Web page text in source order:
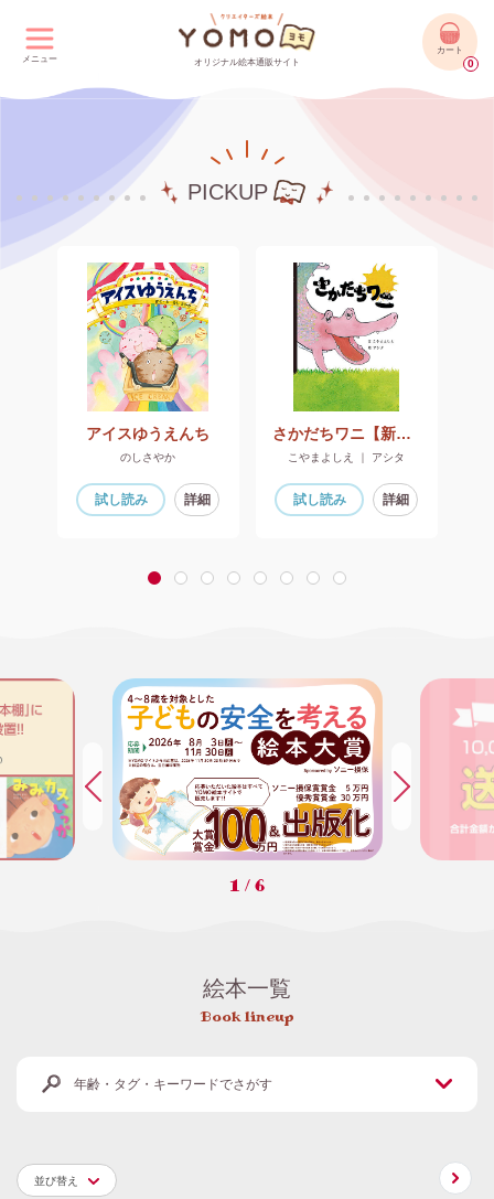
メニュー オリジナル絵本通販サイト
カート
0
PICKUP
アイスゆうえんち
のしさやか
試し読み 詳細
さかだちワニ【新装版】
こやまよしえ ｜ アシタ
試し読み 詳細
1 2 3 4 5 6 7 8
1 / 6
絵本一覧
Book lineup
年齢・タグ・キーワードでさがす
並び替え